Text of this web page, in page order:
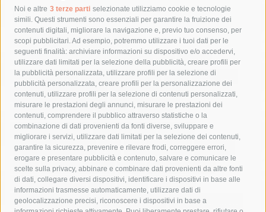
Noi e altre 3 terze parti selezionate utilizziamo cookie e tecnologie
simili. Questi strumenti sono essenziali per garantire la fruizione dei
contenuti digitali, migliorare la navigazione e, previo tuo consenso, per
scopi pubblicitari. Ad esempio, potremmo utilizzare i tuoi dati per le
seguenti finalità: archiviare informazioni su dispositivo e/o accedervi,
utilizzare dati limitati per la selezione della pubblicità, creare profili per
la pubblicità personalizzata, utilizzare profili per la selezione di
pubblicità personalizzata, creare profili per la personalizzazione dei
contenuti, utilizzare profili per la selezione di contenuti personalizzati,
misurare le prestazioni degli annunci, misurare le prestazioni dei
contenuti, comprendere il pubblico attraverso statistiche o la
combinazione di dati provenienti da fonti diverse, sviluppare e
migliorare i servizi, utilizzare dati limitati per la selezione dei contenuti,
garantire la sicurezza, prevenire e rilevare frodi, correggere errori,
erogare e presentare pubblicità e contenuto, salvare e comunicare le
scelte sulla privacy, abbinare e combinare dati provenienti da altre fonti
di dati, collegare diversi dispositivi, identificare i dispositivi in base alle
informazioni trasmesse automaticamente, utilizzare dati di
geolocalizzazione precisi, riconoscere i dispositivi in base a
Tag
acqua allerta meteo
anas
area marina protetta di punta campanella
arresto
Asl Napoli 3 sud
capitaneria di porto capri
carabinieri
castellammare di stabia
circumvesuviana
comune di sorrento
concerto
contagi
costiera amalfitana
covid-19 eav
elezioni
fondazione sorrento
gori guardia costiera
incidente
lavori
lorenzo balducelli mare
massa lubrense
massimo coppola
Meta napoli
ordinanza
penisola sorrentina
piano di sorrento polizia municipale